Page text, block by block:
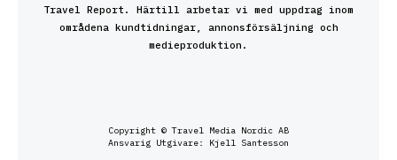
Travel Report. Härtill arbetar vi med uppdrag inom
områdena kundtidningar, annonsförsäljning och
medieproduktion.
Copyright © Travel Media Nordic AB
Ansvarig Utgivare: Kjell Santesson